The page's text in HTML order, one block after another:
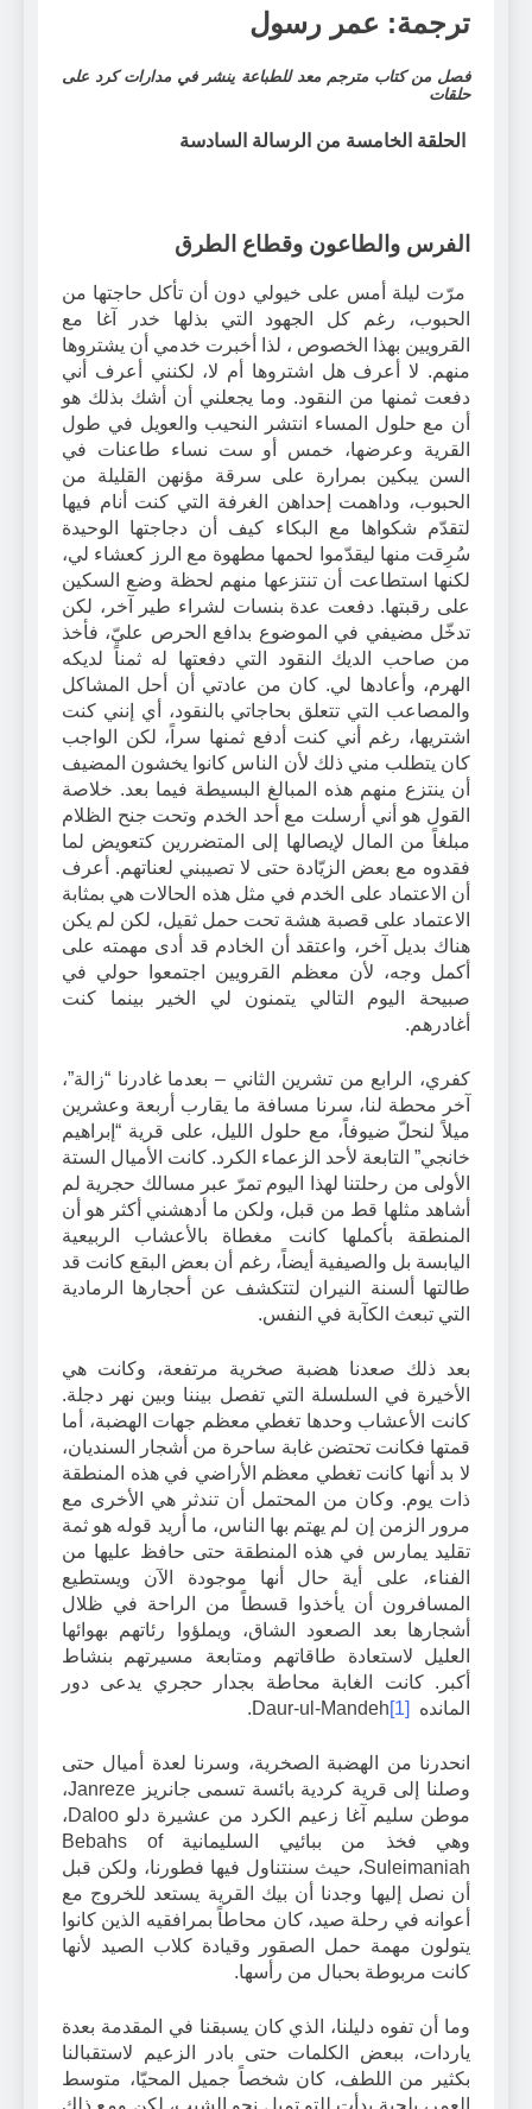
ترجمة: عمر رسول
فصل من كتاب مترجم معد للطباعة ينشر في مدارات كرد على
حلقات
الحلقة الخامسة من الرسالة السادسة
الفرس والطاعون وقطاع الطرق
مرّت ليلة أمس على خيولي دون أن تأكل حاجتها من
الحبوب، رغم كل الجهود التي بذلها خدر آغا مع
القرويين بهذا الخصوص ، لذا أخبرت خدمي أن يشتروها
منهم. لا أعرف هل اشتروها أم لا، لكنني أعرف أني
دفعت ثمنها من النقود. وما يجعلني أن أشك بذلك هو
أن مع حلول المساء انتشر النحيب والعويل في طول
القرية وعرضها، خمس أو ست نساء طاعنات في
السن يبكين بمرارة على سرقة مؤنهن القليلة من
الحبوب، وداهمت إحداهن الغرفة التي كنت أنام فيها
لتقدّم شكواها مع البكاء كيف أن دجاجتها الوحيدة
سُرِقت منها ليقدّموا لحمها مطهوة مع الرز كعشاء لي،
لكنها استطاعت أن تنتزعها منهم لحظة وضع السكين
على رقبتها. دفعت عدة بنسات لشراء طير آخر، لكن
تدخّل مضيفي في الموضوع بدافع الحرص عليّ، فأخذ
من صاحب الديك النقود التي دفعتها له ثمناً لديكه
الهرم، وأعادها لي. كان من عادتي أن أحل المشاكل
والمصاعب التي تتعلق بحاجاتي بالنقود، أي إنني كنت
اشتريها، رغم أني كنت أدفع ثمنها سراً، لكن الواجب
كان يتطلب مني ذلك لأن الناس كانوا يخشون المضيف
أن ينتزع منهم هذه المبالغ البسيطة فيما بعد. خلاصة
القول هو أني أرسلت مع أحد الخدم وتحت جنح الظلام
مبلغاً من المال لإيصالها إلى المتضررين كتعويض لما
فقدوه مع بعض الزيّادة حتى لا تصيبني لعناتهم. أعرف
أن الاعتماد على الخدم في مثل هذه الحالات هي بمثابة
الاعتماد على قصبة هشة تحت حمل ثقيل، لكن لم يكن
هناك بديل آخر، واعتقد أن الخادم قد أدى مهمته على
أكمل وجه، لأن معظم القرويين اجتمعوا حولي في
صبيحة اليوم التالي يتمنون لي الخير بينما كنت
أغادرهم.
كفري، الرابع من تشرين الثاني – بعدما غادرنا “زالة”،
آخر محطة لنا، سرنا مسافة ما يقارب أربعة وعشرين
ميلاً لنحلّ ضيوفاً، مع حلول الليل، على قرية “إبراهيم
خانجي” التابعة لأحد الزعماء الكرد. كانت الأميال الستة
الأولى من رحلتنا لهذا اليوم تمرّ عبر مسالك حجرية لم
أشاهد مثلها قط من قبل، ولكن ما أدهشني أكثر هو أن
المنطقة بأكملها كانت مغطاة بالأعشاب الربيعية
اليابسة بل والصيفية أيضاً، رغم أن بعض البقع كانت قد
طالتها ألسنة النيران لتتكشف عن أحجارها الرمادية
التي تبعث الكآبة في النفس.
بعد ذلك صعدنا هضبة صخرية مرتفعة، وكانت هي
الأخيرة في السلسلة التي تفصل بيننا وبين نهر دجلة.
كانت الأعشاب وحدها تغطي معظم جهات الهضبة، أما
قمتها فكانت تحتضن غابة ساحرة من أشجار السنديان،
لا بد أنها كانت تغطي معظم الأراضي في هذه المنطقة
ذات يوم. وكان من المحتمل أن تندثر هي الأخرى مع
مرور الزمن إن لم يهتم بها الناس، ما أريد قوله هو ثمة
تقليد يمارس في هذه المنطقة حتى حافظ عليها من
الفناء، على أية حال أنها موجودة الآن ويستطيع
المسافرون أن يأخذوا قسطاً من الراحة في ظلال
أشجارها بعد الصعود الشاق، ويملؤوا رئاتهم بهوائها
العليل لاستعادة طاقاتهم ومتابعة مسيرتهم بنشاط
أكبر. كانت الغابة محاطة بجدار حجري يدعى دور
المانده
[1]
Daur-ul-Mandeh.
انحدرنا من الهضبة الصخرية، وسرنا لعدة أميال حتى
وصلنا إلى قرية كردية بائسة تسمى جانريز Janreze،
موطن سليم آغا زعيم الكرد من عشيرة دلو Daloo،
وهي فخذ من ببائيي السليمانية Bebahs of
Suleimaniah، حيث سنتناول فيها فطورنا، ولكن قبل
أن نصل إليها وجدنا أن بيك القرية يستعد للخروج مع
أعوانه في رحلة صيد، كان محاطاً بمرافقيه الذين كانوا
يتولون مهمة حمل الصقور وقيادة كلاب الصيد لأنها
كانت مربوطة بحبال من رأسها.
وما أن تفوه دليلنا، الذي كان يسبقنا في المقدمة بعدة
ياردات، ببعض الكلمات حتى بادر الزعيم لاستقبالنا
بكثير من اللطف، كان شخصاً جميل المحيّا، متوسط
العمر، بلحية بدأت للتو تميل نحو الشيب، لكن ومع ذلك